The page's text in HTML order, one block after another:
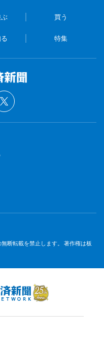
買う
特集
断転載を禁止します。 著作権は板